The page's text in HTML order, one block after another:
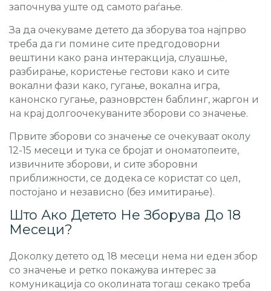
започнува уште од самото раѓање.
За да очекуваме детето да зборува тоа најпрво
треба да ги помине сите предгодоворни
вештини како рана интеракција, слуашње,
разбирање, користење гестови како и сите
вокални фази како, гугање, вокална игра,
канонско гугање, разноврстен баблинг, жаргон и
на крај долгоочекуваните зборови со значење.
Првите зборови со значење се очекуваат околу
12-15 месеци и тука се бројат и ономатопеите,
извичните зборови, и сите зборовни
приближности, се додека се користат со цел,
постојано и независно (без имитирање).
Што Ако Детето Не Зборува До 18
Месеци?
Доколку детето од 18 месеци нема ни еден збор
со значење и ретко покажува интерес за
комуникација со околината тогаш секако треба